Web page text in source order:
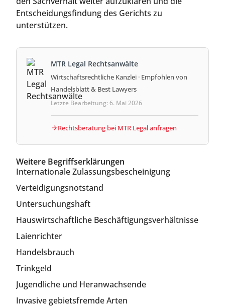
Entscheidungsfindung des Gerichts zu
unterstützen.
MTR Legal Rechtsanwälte
Wirtschaftsrechtliche Kanzlei · Empfohlen von
Handelsblatt & Best Lawyers
Letzte Bearbeitung: 6. Mai 2026
Rechtsberatung bei MTR Legal anfragen
Weitere Begriffserklärungen
Internationale Zulassungsbescheinigung
Verteidigungsnotstand
Untersuchungshaft
Hauswirtschaftliche Beschäftigungsverhältnisse
Laienrichter
Handelsbrauch
Trinkgeld
Jugendliche und Heranwachsende
Invasive gebietsfremde Arten